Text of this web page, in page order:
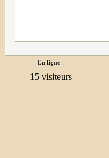
En ligne :